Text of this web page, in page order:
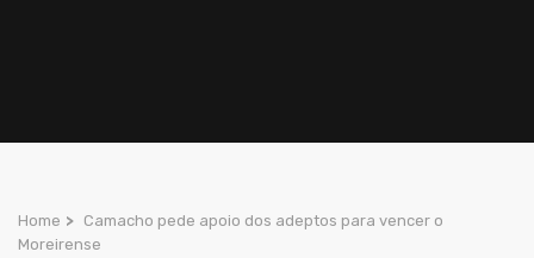
Home > Camacho pede apoio dos adeptos para vencer o
Moreirense